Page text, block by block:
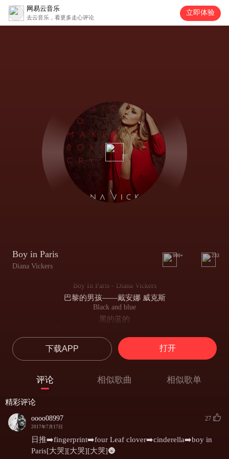
网易云音乐
去云音乐，看更多走心评论
立即体验
Boy in Paris
Diana Vickers
999+ 233
Boy In Paris - Diana Vickers
巴黎的男孩——戴安娜 威克斯
Black and blue
黑的蓝的
洒在卧室的地板上
Right here right now
就这里就现在
用最拿手的把戏让自己脱身
I’ll be fine
我会没事的
下载APP 打开
评论 相似歌曲 相似歌单
精彩评论
oooo08997
2017年7月17日
27
日推➡️fingerprint➡️four Leaf clover➡️cinderella➡️boy in
Paris[大哭][大哭][大哭]🌚